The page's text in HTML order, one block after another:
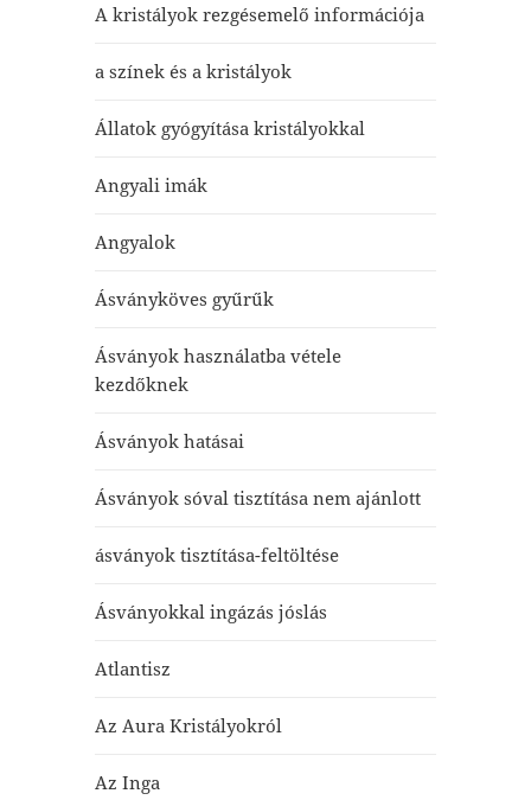
A kristályok rezgésemelő információja
a színek és a kristályok
Állatok gyógyítása kristályokkal
Angyali imák
Angyalok
Ásványköves gyűrűk
Ásványok használatba vétele
kezdőknek
Ásványok hatásai
Ásványok sóval tisztítása nem ajánlott
ásványok tisztítása-feltöltése
Ásványokkal ingázás jóslás
Atlantisz
Az Aura Kristályokról
Az Inga